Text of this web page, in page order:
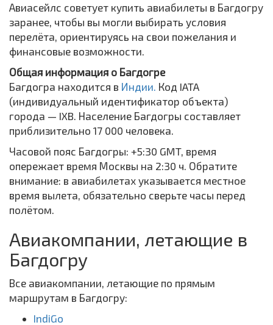
Авиасейлс советует купить авиабилеты в Багдогру
заранее, чтобы вы могли выбирать условия
перелёта, ориентируясь на свои пожелания и
финансовые возможности.
Общая информация о Багдогре
Багдогра находится в Индии. Код IATA
(индивидуальный идентификатор объекта)
города — IXB. Население Багдогры составляет
приблизительно 17 000 человека.
Часовой пояс Багдогры: +5:30 GMT, время
опережает время Москвы на 2:30 ч. Обратите
внимание: в авиабилетах указывается местное
время вылета, обязательно сверьте часы перед
полётом.
Авиакомпании, летающие в
Багдогру
Все авиакомпании, летающие по прямым
маршрутам в Багдогру:
IndiGo